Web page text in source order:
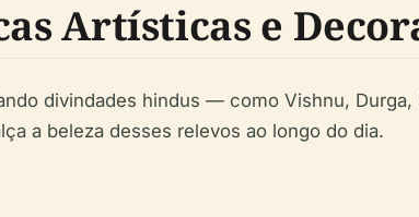
Artísticas e
divindades hindus — como Vishnu,
a beleza desses relevos ao longo do dia.